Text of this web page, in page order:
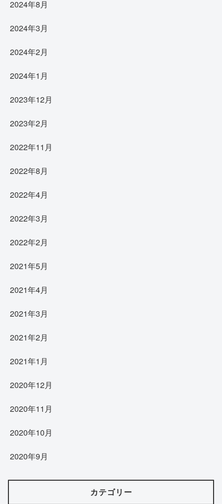
2024年8月
2024年3月
2024年2月
2024年1月
2023年12月
2023年2月
2022年11月
2022年8月
2022年4月
2022年3月
2022年2月
2021年5月
2021年4月
2021年3月
2021年2月
2021年1月
2020年12月
2020年11月
2020年10月
2020年9月
カテゴリー